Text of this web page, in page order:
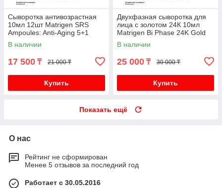
Сыворотка антивозрастная
10мл 12шт Matrigen SRS
Ampoules: Anti-Aging 5+1
БЕСПЛАТНО!
В наличии
17 500 ₸ 21 000 ₸
Купить
Двухфазная сыворотка для
лица с золотом 24К 10мл
Matrigen Bi Phase 24K Gold
Luminant 5+1 БЕСПЛАТНО!
В наличии
25 000 ₸ 30 000 ₸
Купить
Показать ещё
О нас
Рейтинг не сформирован
Менее 5 отзывов за последний год
Работает с 30.05.2016